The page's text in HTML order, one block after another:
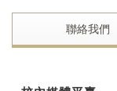
聯絡我們